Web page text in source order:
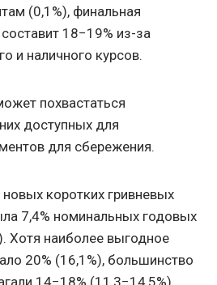
(0,1%), финальная
18−19% из-за
и наличного курсов.
похвастаться
доступных для
для сбережения.
коротких гривневых
7,4% номинальных годовых
Хотя наиболее выгодное
20% (16,1%), большинство